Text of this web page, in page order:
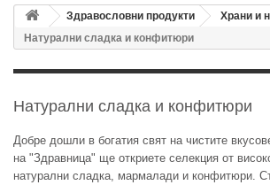
Здравословни продукти
Храни и
Натурални сладка и конфитюри
Натурални сладка и конфитюри
Добре дошли в богатия свят на чистите
на "Здравница" ще откриете селекция от
натурални сладка, мармалади и конфитюри.